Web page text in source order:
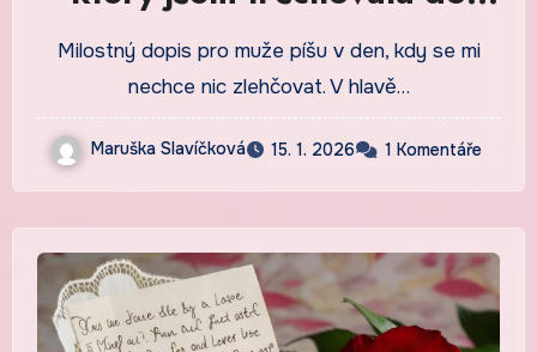
kapsy
Milostný dopis pro muže píšu v den, kdy se mi
nechce nic zlehčovat. V hlavě…
Maruška Slavíčková 15. 1. 2026 1 Komentáře